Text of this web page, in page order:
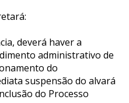
deverá haver a
administrativo de
do
suspensão do alvará
do Processo